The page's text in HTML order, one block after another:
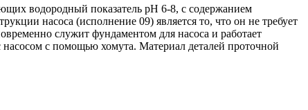
водородный показатель рН 6-8, с содержанием
насоса (исполнение 09) является то, что он не требует
служит фундаментом для насоса и работает
с помощью хомута. Материал деталей проточной